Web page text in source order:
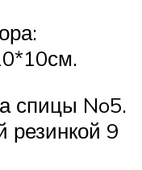
спицы No5.
резинкой 9